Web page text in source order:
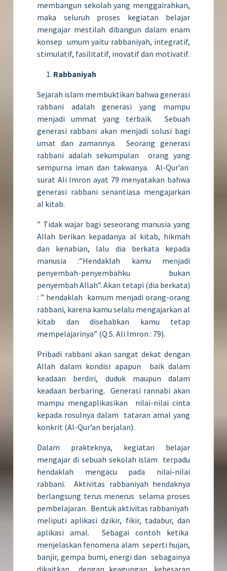
membangun sekolah yang menggairahkan,
maka seluruh proses kegiatan belajar
mengajar mestilah dibangun dalam enam
konsep umum yaitu rabbaniyah, integratif,
stimulatif, fasilitatif, inovatif dan motivatif.
Rabbaniyah
Sejarah islam membuktikan bahwa generasi
rabbani adalah generasi yang mampu
menjadi ummat yang terbaik. Sebuah
generasi rabbani akan menjadi solusi bagi
umat dan zamannya. Seorang generasi
rabbani adalah sekumpulan orang yang
sempurna iman dan takwanya. Al-Qur’an
surat Ali Imron ayat 79 menyatakan bahwa
generasi rabbani senantiasa mengajarkan
al kitab.
” Tidak wajar bagi seseorang manusia yang
Allah berikan kepadanya al kitab, hikmah
dan kenabian, lalu dia berkata kepada
manusia :”Hendaklah kamu menjadi
penyembah-penyembahku bukan
penyembah Allah”. Akan tetapi (dia berkata)
: ” hendaklah kamum menjadi orang-orang
rabbani, karena kamu selalu mengajarkan al
kitab dan disebabkan kamu tetap
mempelajarinya” (Q.S. Ali Imron : 79).
Pribadi rabbani akan sangat dekat dengan
Allah dalam kondisi apapun baik dalam
keadaan berdiri, duduk maupun dalam
keadaan berbaring. Generasi rannabi akan
mampu mengaplikasikan nilai-nilai cinta
kepada rosulnya dalam tataran amal yang
konkrit (Al-Qur’an berjalan).
Dalam prakteknya, kegiatan belajar
mengajar di sebuah sekolah islam terpadu
hendaklah mengacu pada nilai-nilai
rabbani. Aktivitas rabbaniyah hendaknya
berlangsung terus menerus selama proses
pembelajaran. Bentuk aktivitas rabbaniyah
meliputi aplikasi dzikir, fikir, tadabur, dan
aplikasi amal. Sebagai contoh ketika
menjelaskan fenomena alam seperti hujan,
banjir, gempa bumi, energi dan sebagainya
dikaitkan dengan keagungan, kebesaran